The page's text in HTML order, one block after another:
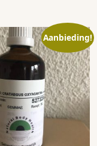
Aanbieding!